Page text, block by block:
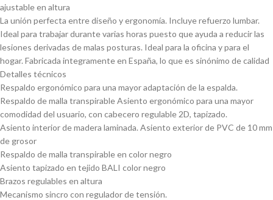
ajustable en altura
La unión perfecta entre diseño y ergonomía. Incluye refuerzo lumbar.
Ideal para trabajar durante varias horas puesto que ayuda a reducir las
lesiones derivadas de malas posturas. Ideal para la oficina y para el
hogar. Fabricada integramente en España, lo que es sinónimo de calidad
Detalles técnicos
Respaldo ergonómico para una mayor adaptación de la espalda.
Respaldo de malla transpirable Asiento ergonómico para una mayor
comodidad del usuario, con cabecero regulable 2D, tapizado.
Asiento interior de madera laminada. Asiento exterior de PVC de 10 mm
de grosor
Respaldo de malla transpirable en color negro
Asiento tapizado en tejido BALI color negro
Brazos regulables en altura
Mecanismo sincro con regulador de tensión.